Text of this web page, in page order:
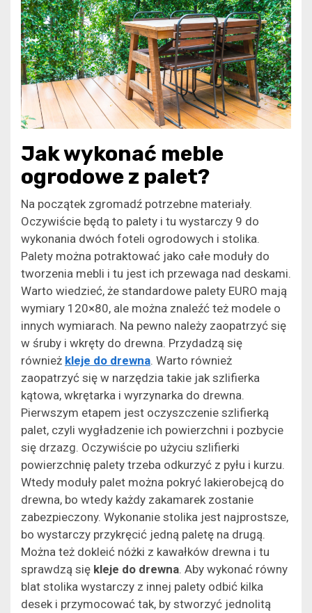
Jak wykonać meble
ogrodowe z palet?
Na początek zgromadź potrzebne materiały.
Oczywiście będą to palety i tu wystarczy 9 do
wykonania dwóch foteli ogrodowych i stolika.
Palety można potraktować jako całe moduły do
tworzenia mebli i tu jest ich przewaga nad deskami.
Warto wiedzieć, że standardowe palety EURO mają
wymiary 120×80, ale można znaleźć też modele o
innych wymiarach. Na pewno należy zaopatrzyć się
w śruby i wkręty do drewna. Przydadzą się
również kleje do drewna. Warto również
zaopatrzyć się w narzędzia takie jak szlifierka
kątowa, wkrętarka i wyrzynarka do drewna.
Pierwszym etapem jest oczyszczenie szlifierką
palet, czyli wygładzenie ich powierzchni i pozbycie
się drzazg. Oczywiście po użyciu szlifierki
powierzchnię palety trzeba odkurzyć z pyłu i kurzu.
Wtedy moduły palet można pokryć lakierobejcą do
drewna, bo wtedy każdy zakamarek zostanie
zabezpieczony. Wykonanie stolika jest najprostsze,
bo wystarczy przykręcić jedną paletę na drugą.
Można też dokleić nóżki z kawałków drewna i tu
sprawdzą się kleje do drewna. Aby wykonać równy
blat stolika wystarczy z innej palety odbić kilka
desek i przymocować tak, by stworzyć jednolitą